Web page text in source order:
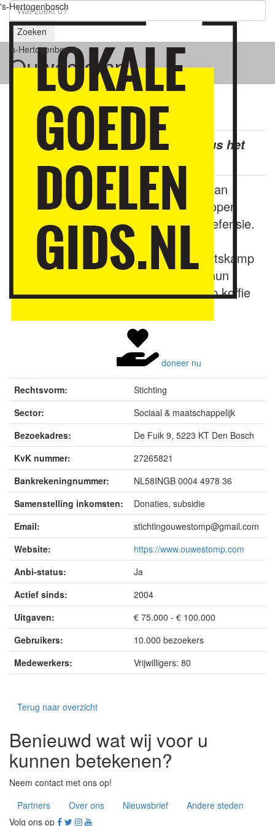
's-Hertogenbosch
's-Hertogenbosch
Zoeken
Ouwestomp
Alles voor een ander. Het moet, dus het
kan!
Stichting Ouwestomp verleent hulp aan
militairen die trauma's (PTSS) opgelopen
hebben tijdens hun uitzending met defensie.
De stichting beheert het Veteranen
Ontmoetingscentrum in de wijk Schutskamp
te 's-Hertogenbosch. Veteranen en hun
naasten kunnen terecht voor een kop koffie
doneer nu
Rechtsvorm:
Stichting
Sector:
Sociaal & maatschappelijk
Bezoekadres:
De Fuik 9, 5223 KT Den Bosch
KvK nummer:
27265821
Bankrekeningnummer:
NL58INGB 0004 4978 36
Samenstelling inkomsten:
Donaties, subsidie
Email:
stichtingouwestomp@gmail.com
Website:
https://www.ouwestomp.com
Anbi-status:
Ja
Actief sinds:
2004
Uitgaven:
€ 75.000 - € 100.000
Gebruikers:
10.000 bezoekers
Medewerkers:
Vrijwilligers: 80
Terug naar overzicht
Benieuwd wat wij voor u
kunnen betekenen?
Neem contact met ons op!
Partners
Over ons Nieuwsbrief
Andere steden
Volg ons op